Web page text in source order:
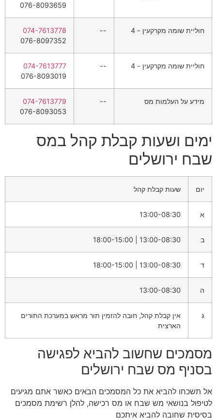
076-8093659
חוליית שומה מקרקעין - 4 --
074-7613778
076-8097352
חוליית שומה מקרקעין - 4 --
074-7613777
076-8093019
מידע על העלמות מס --
074-7613779
076-8093053
ימים ושעות קבלת קהל במס
שבח ירושלים
יום שעות קבלת קהל
א 13:00-08:30
ב 13:00-08:30 | 18:00-15:00
ד 13:00-08:30 | 18:00-15:00
ה 13:00-08:30
ג
אין קבלת קהל, חובה להזמין תור מראש במערכת התורים
הארצית
מסמכים שחשוב להביא לפגישה
בסניף מס שבח ירושלים
אל תשכחו להביא את כל המסמכים הבאים כאשר אתם מגיעים
לטיפול בנושאי מש שבח או מס רכישה, להלן רשימת מסמכים
בסיסית שחובה להביא איתכם